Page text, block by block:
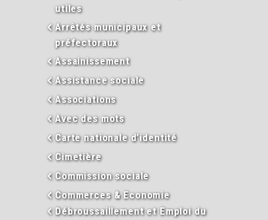
utiles
Arrêtés municipaux et
préfectoraux
Assainissement
Assistance sociale
Associations
Avec des mots
Carte nationale d’identité
Cimetière
Commission sociale
Commerces & Economie
Débroussaillement et Emploi du